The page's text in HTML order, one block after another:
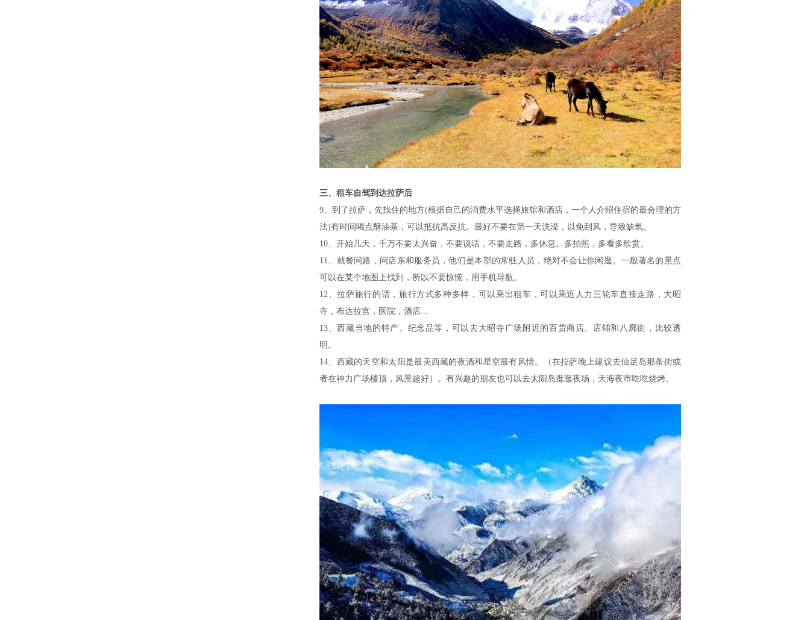
三、租车自驾到达拉萨后
9、到了拉萨，先找住的地方(根据自己的消费水平选择旅馆和酒店，一个人介绍住宿的最合理的方
法)有时间喝点酥油茶，可以抵抗高反抗。最好不要在第一天洗澡，以免刮风，导致缺氧。
10、开始几天，千万不要太兴奋，不要说话，不要走路，多休息。多拍照，多看多欣赏。
11、就餐问路，问店东和服务员，他们是本部的常驻人员，绝对不会让你闲逛。一般著名的景点
可以在某个地图上找到，所以不要惊慌，用手机导航。
12、拉萨旅行的话，旅行方式多种多样，可以乘出租车，可以乘近人力三轮车直接走路，大昭
寺，布达拉宫，医院，酒店...
13、西藏当地的特产、纪念品等，可以去大昭寺广场附近的百货商店、店铺和八廓街，比较透
明。
14、西藏的天空和太阳是最美西藏的夜酒和星空最有风情。（在拉萨晚上建议去仙足岛那条街或
者在神力广场楼顶，风景超好）。有兴趣的朋友也可以去太阳岛逛逛夜场，天海夜市吃吃烧烤。